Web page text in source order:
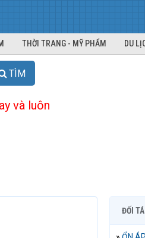
THỜI TRANG - MỸ PHẨM DU
TÌM
và luôn
ĐỐI